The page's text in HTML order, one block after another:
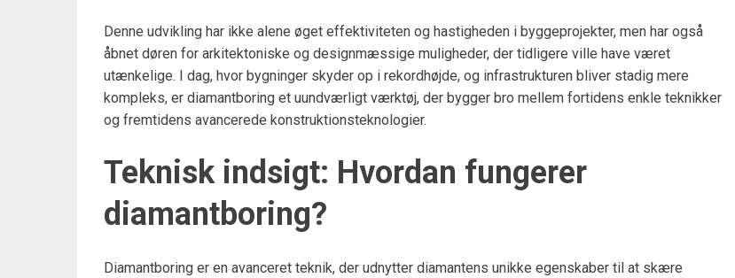
Denne udvikling har ikke alene øget effektiviteten og hastigheden i byggeprojekter, men har også
åbnet døren for arkitektoniske og designmæssige muligheder, der tidligere ville have været
utænkelige. I dag, hvor bygninger skyder op i rekordhøjde, og infrastrukturen bliver stadig mere
kompleks, er diamantboring et uundværligt værktøj, der bygger bro mellem fortidens enkle teknikker
og fremtidens avancerede konstruktionsteknologier.
Teknisk indsigt: Hvordan fungerer
diamantboring?
Diamantboring er en avanceret teknik, der udnytter diamantens unikke egenskaber til at skære